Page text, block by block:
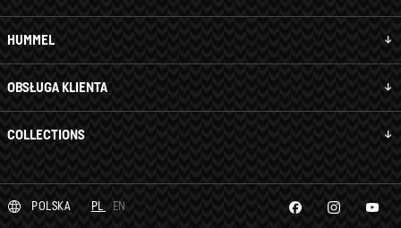
HUMMEL
OBSŁUGA KLIENTA
COLLECTIONS
POLSKA PL EN